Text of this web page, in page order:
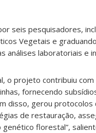
seis pesquisadores,
Vegetais e
análises laboratoriais e
o projeto contribuiu
fornecendo
disso, gerou
de restauração,
florestal”,